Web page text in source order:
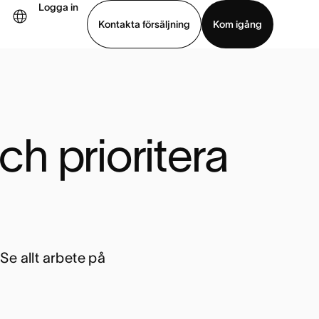
Logga in
Kontakta försäljning
Kom igång
prioritera
allt arbete på